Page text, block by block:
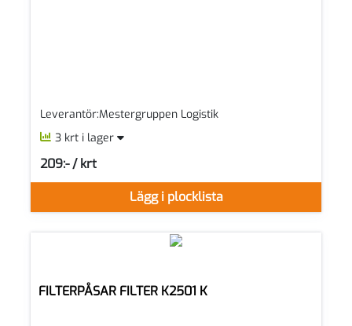
Leverantör:Mestergruppen Logistik
3 krt i lager
Lägg i plocklista
209:- / krt
SEK per KRT
FILTERPÅSAR FILTER K2501 K